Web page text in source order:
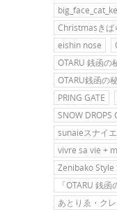
Christmasきば
eishin nose
OTARU 銭函の
OTARU銭函の
PRING GATE
SNOW DROPS
sunaieスナイエ
vivre sa vie +
Zenibako
「OTARU 銭函
あとりゑ・ク